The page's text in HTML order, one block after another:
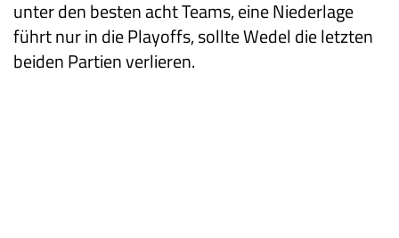
unter den besten acht Teams, eine Niederlage
führt nur in die Playoffs, sollte Wedel die letzten
beiden Partien verlieren.